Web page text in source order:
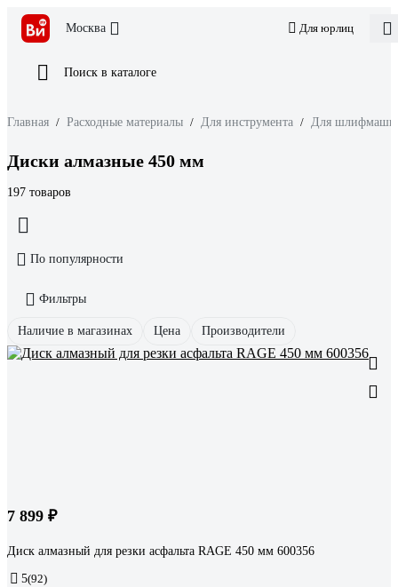
Москва Для юрлиц
Поиск в каталоге
Главная / Расходные материалы / Для инструмента / Для
Диски алмазные 450 мм
197 товаров
По популярности
Фильтры
Наличие в магазинах Цена Производители
7 899 ₽
Диск алмазный для резки асфальта RAGE 450 мм 600356
5(92)